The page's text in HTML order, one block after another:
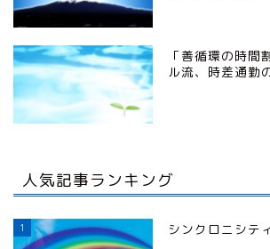
「善循環の時間
ル流、時差通勤
人気記事ランキング
1 シンクロニシテ